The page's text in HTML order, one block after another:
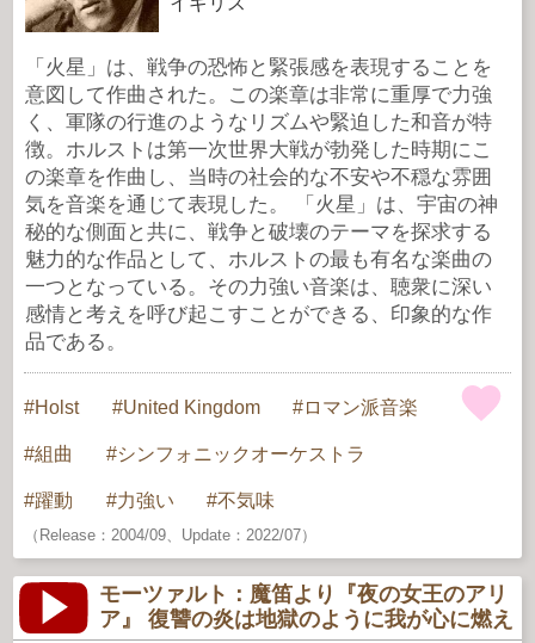
「火星」は、戦争の恐怖と緊張感を表現することを
意図して作曲された。この楽章は非常に重厚で力強
く、軍隊の行進のようなリズムや緊迫した和音が特
徴。ホルストは第一次世界大戦が勃発した時期にこ
の楽章を作曲し、当時の社会的な不安や不穏な雰囲
気を音楽を通じて表現した。 「火星」は、宇宙の神
秘的な側面と共に、戦争と破壊のテーマを探求する
魅力的な作品として、ホルストの最も有名な楽曲の
一つとなっている。その力強い音楽は、聴衆に深い
感情と考えを呼び起こすことができる、印象的な作
品である。
Holst United Kingdom ロマン派音楽
組曲 シンフォニックオーケストラ
躍動 力強い 不気味
（Release：2004/09、Update：2022/07）
モーツァルト：魔笛より『夜の女王のアリ
ア』 復讐の炎は地獄のように我が心に燃え